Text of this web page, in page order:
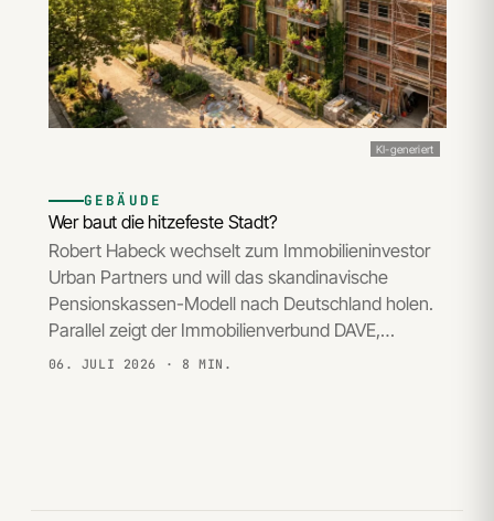
KI-generiert
GEBÄUDE
Wer baut die hitzefeste Stadt?
Robert Habeck wechselt zum Immobilieninvestor
Urban Partners und will das skandinavische
Pensionskassen-Modell nach Deutschland holen.
Parallel zeigt der Immobilienverbund DAVE,…
06. JULI 2026 · 8 MIN.